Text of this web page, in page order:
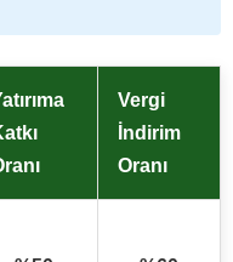
Vergi
İndirim
Oranı